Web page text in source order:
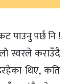
पाउनु पर्छ नि !
स्वरले कराउँदै
थिए, कति